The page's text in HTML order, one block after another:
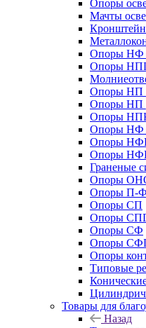
Опоры
Мачты
Опоры НФ
Опоры
Опоры НП
Опоры НП
Опоры
Опоры НФ
Опоры
Опоры
Граненые
Опоры
Опоры П-
Опоры СП
Опоры
Опоры СФ
Опоры
Опоры
Типовые
Товары для
Назад